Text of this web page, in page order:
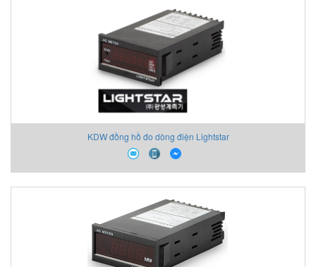
KDW đồng hồ đo dòng điện Lightstar